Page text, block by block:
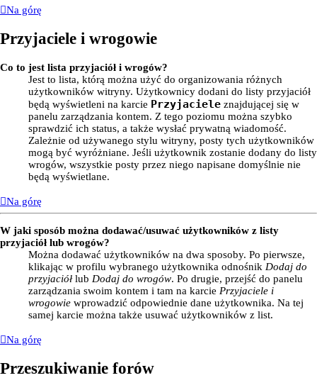
Na górę
Przyjaciele i wrogowie
Co to jest lista przyjaciół i wrogów?
Jest to lista, którą można użyć do organizowania różnych
użytkowników witryny. Użytkownicy dodani do listy przyjaciół
będą wyświetleni na karcie Przyjaciele znajdującej się w
panelu zarządzania kontem. Z tego poziomu można szybko
sprawdzić ich status, a także wysłać prywatną wiadomość.
Zależnie od używanego stylu witryny, posty tych użytkowników
mogą być wyróżniane. Jeśli użytkownik zostanie dodany do listy
wrogów, wszystkie posty przez niego napisane domyślnie nie
będą wyświetlane.
Na górę
W jaki sposób można dodawać/usuwać użytkowników z listy
przyjaciół lub wrogów?
Można dodawać użytkowników na dwa sposoby. Po pierwsze,
klikając w profilu wybranego użytkownika odnośnik Dodaj do
przyjaciółlub Dodaj do wrogów. Po drugie, przejść do panelu
zarządzania swoim kontem i tam na karcie Przyjaciele i
wrogowie wprowadzić odpowiednie dane użytkownika. Na tej
samej karcie można także usuwać użytkowników z list.
Na górę
Przeszukiwanie forów